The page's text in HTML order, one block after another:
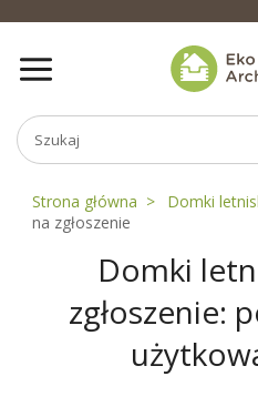
Strona główna Domki
na zgłoszenie
Domki
zgłoszenie: